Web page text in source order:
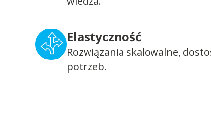
Elastyczność
Rozwiązania skalowalne,
potrzeb.